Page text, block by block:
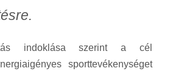
indoklása szerint a cél
sporttevékenységet